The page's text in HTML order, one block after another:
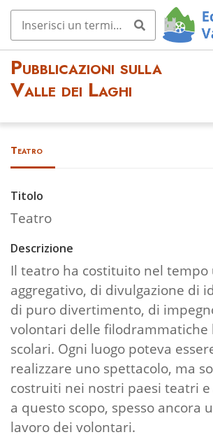
Pubblicazioni sulla
Valle dei Laghi
Teatro
Titolo
Teatro
Descrizione
Il teatro ha costituito nel
aggregativo, di divulgazione di
di puro divertimento, di
volontari delle filodrammatiche
scolari. Ogni luogo poteva
realizzare uno spettacolo, ma
costruiti nei nostri paesi teatri e
a questo scopo, spesso ancora
lavoro dei volontari.